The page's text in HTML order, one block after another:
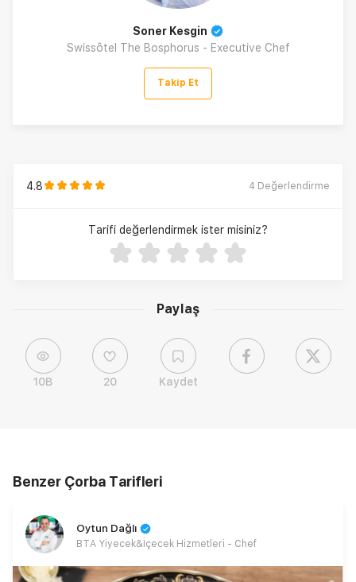
Paylaş
10B 20 Kaydet
Soner Kesgin
Swissôtel The Bosphorus - Executive Chef
Takip Et
4.8 4 Değerlendirme
Tarifi değerlendirmek ister misiniz?
Benzer Çorba Tarifleri
Oytun Dağlı
BTA Yiyecek&İçecek Hizmetleri - Chef